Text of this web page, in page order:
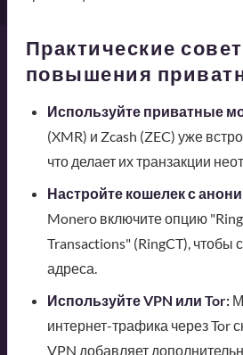
Практические
повышения
Используйте приватные
(XMR) и Zcash (ZEC) уже
что делает их транзакции
Настройте кошелек с
Monero включите опцию
Transactions" (RingCT), чтобы
адреса.
Используйте VPN или Tor:
интернет-трафика через Tor
VPN добавляет